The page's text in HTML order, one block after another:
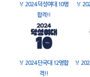
🏅 2024 덕성여대 10명
합격!!
🏅
🏅 2024 단국대 12명합
격!!
🏅